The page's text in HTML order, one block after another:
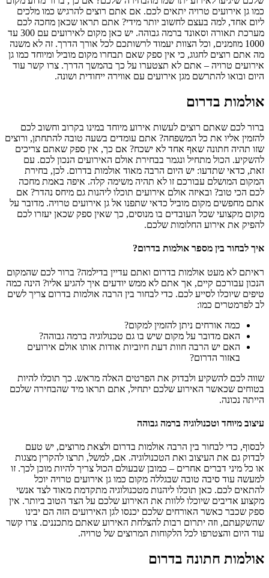
כמו גן אירועים טרויה יתאים לכם. אם אתם רוצים להרגיש כמו מלכים
ליום אחד, למה בעצם לחשוב יותר מידי? אתם תראו שכאן מחכה לכם
מערכת תאורה וסאונד ברמה גבוהה. יש כאן מקום לאירועים עם 300 עד
1000 מוזמנים, וכל הצוות יעמוד לרשותכם לכל אורך הדרך. זה לא משנה
מה אתם רוצים לחגוג, כי אין ספק שאם תבחרו מקום מוביל ומיוחד כמו גן
אירועים טרויה – אתם לא תצטערו על כך בהמשך הדרך. צרו קשר עוד
היום ובואו להתרשם מגן אירועים עם אווירה ייחודית ושונה.
אולמות בדרום
ברור לכם שאתם רוצים לעשות אירוע מיוחד במינו בקרוב וחשוב לכם
להזמין אליו את כל המשפחה? אתם עומדים בשעה טובה להתחתן, ורוצים
שזו תהיה חתונה שאף אחד לא ישכח? אם כך, אין ספק שאתם צריכים
להשקיע. הכול מתחיל ונגמר בבחירת אולם האירועים הנכון לכם. עם
זאת, כדאי שתדעו: יש היום הרבה מאוד אולמות בדרום. לכן, בחירת
המקום המושלם עבורכם זו לא תהיה משימה קלה. איפה באמת מחכה
לכם הכי טוב? ובאיזה אולם אירועים תוכלו ליהנות גם מיחס נהדר? אם
אתם מחפשים מקום מוביל כדאי שתפנו אל גן אירועים טרויה. מדובר על
מקום מקצועי שכל העובדים בו מנוסים, כך שאין ספק שכאן יעזרו לכם
להפיק את אירוע החלומות שלכם.
איך לבחור בין מספר אולמות בדרום?
ראיתם לא מעט אולמות בדרום ואתם עדיין בדילמה? ברור לכם שהמקום
הנכון עבורכם קיים, אך אתם לא ממש יודעים איך להגיע אליו? הינה כמה
טיפים שיוכלו לסייע לכם. כדי לבחור בין הרבה אולמות בדרום צריך לשים
לב לפרמטרים כמו:
כמה אורחים ניתן להזמין למקום?
האם מדובר על מקום שיש בו גם טכנולוגיה ברמה גבוהה?
האם יש הרבה חוות דעת חיוביות אודות אותו אולם אירועים
באזור הדרום?
שווה לכם להשקיע ולבדוק את הפרטים האלה מראש. כך תוכלו להיות
בטוחים שכאשר האירוע שלכם יתחיל, אתם תראו מיד שהבחירה שלכם
הייתה נכונה.
עיצוב מיוחד וטכנולוגיה ברמה גבוהה
לבסוף, כדי לבחור בין הרבה אולמות בדרום ולצאת מרוצים, יש טעם
לבדוק גם את העיצוב ואת הטכנולוגיה. אם, למשל, תרצו להקרין מצגות
או כל מיני דברים אחרים – כמובן שבעולם הכול צריך להיות מוכן לכך. זו
למעשה עוד סיבה טובה שבגללה מקום כמו גן אירועים טרויה יוכל
להתאים לכם. כאן תוכלו ליהנות מטכנולוגיה מתקדמת מאוד לצד אנשי
מקצוע אדיבים שיוכלו ללוות את האירוע שלכם על הצד הטוב ביותר. אין
ספק שכבר כאשר האורחים שלכם יכנסו לגן האירועים הזה הם יבינו
שהשקעתם, וזה יתרום רבות להצלחת האירוע שאתם מתכננים. צרו קשר
עוד היום והצטרפו לכל הלקוחות המרוצים של טרויה.
אולמות חתונה בדרום